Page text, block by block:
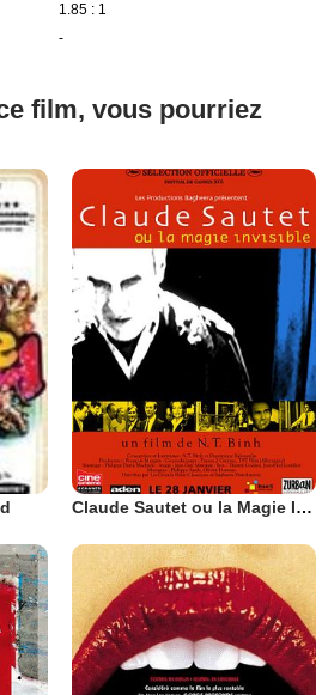
1.85 : 1
-
film, vous pourriez
Claude Sautet ou la Magie Invisible